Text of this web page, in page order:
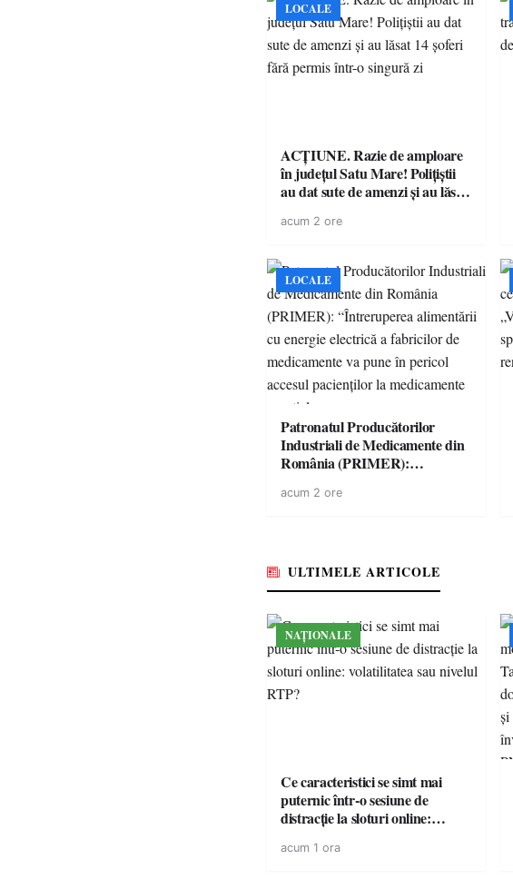
LOCALE
ACȚIUNE. Razie de amploare
în județul Satu Mare! Polițiștii
au dat sute de amenzi și au lăsat
singură zi
acum 2 ore
LOCALE
Patronatul Producătorilor
Industriali de Medicamente din
România (PRIMER):
energie electrică a fabricilor de
acum 2 ore
ULTIMELE ARTICOLE
NAȚIONALE
Ce caracteristici se simt mai
puternic într-o sesiune de
distracție la sloturi online:
acum 1 ora